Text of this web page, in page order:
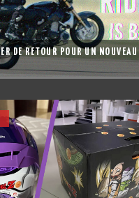
DE RETOUR POUR UN NOUVEAU